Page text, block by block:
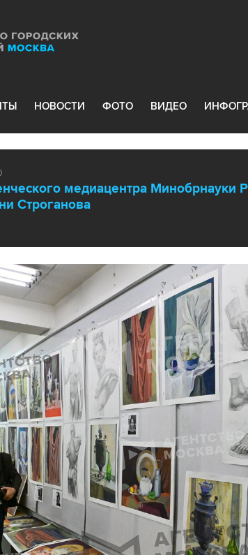
НОВОСТИ ФОТО ВИДЕО
медиацентра Минобрнауки
Строганова